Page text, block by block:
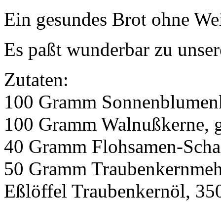
Ein gesundes Brot ohne
Es paßt wunderbar zu
Zutaten:
100 Gramm
100 Gramm Walnußkerne,
40 Gramm Flohsamen-
50 Gramm
Eßlöffel Traubenkernöl,